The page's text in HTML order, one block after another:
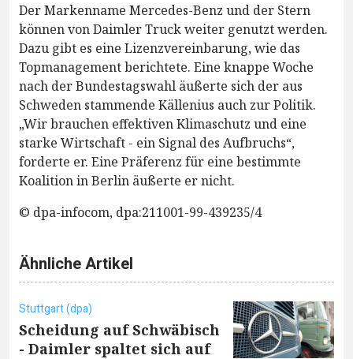
Der Markenname Mercedes-Benz und der Stern
können von Daimler Truck weiter genutzt werden.
Dazu gibt es eine Lizenzvereinbarung, wie das
Topmanagement berichtete. Eine knappe Woche
nach der Bundestagswahl äußerte sich der aus
Schweden stammende Källenius auch zur Politik.
„Wir brauchen effektiven Klimaschutz und eine
starke Wirtschaft - ein Signal des Aufbruchs“,
forderte er. Eine Präferenz für eine bestimmte
Koalition in Berlin äußerte er nicht.
© dpa-infocom, dpa:211001-99-439235/4
Ähnliche Artikel
Stuttgart (dpa)
Scheidung auf Schwäbisch
- Daimler spaltet sich auf